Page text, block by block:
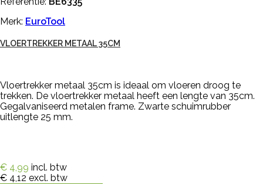
Merk: EuroTool
VLOERTREKKER METAAL 35CM
Vloertrekker metaal 35cm is ideaal om vloeren droog te
trekken. De vloertrekker metaal heeft een lengte van 35cm.
Gegalvaniseerd metalen frame. Zwarte schuimrubber
uitlengte 25 mm.
€ 4,99 incl. btw
€ 4,12 excl. btw